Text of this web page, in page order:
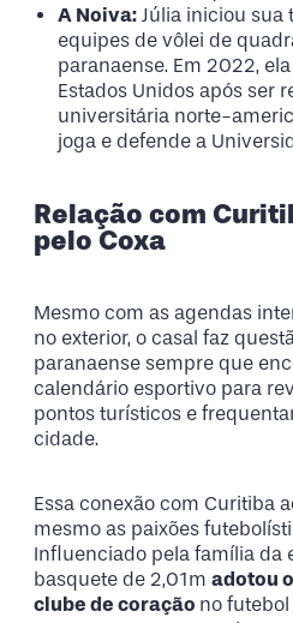
A Noiva: Júlia iniciou sua
equipes de vôlei de
paranaense. Em 2022,
Estados Unidos após ser
universitária norte-
joga e defende a
Relação com
pelo Coxa
Mesmo com as agendas
no exterior, o casal faz
paranaense sempre que
calendário esportivo para
pontos turísticos e
cidade.
Essa conexão com Curitiba
mesmo as paixões
Influenciado pela família da
basquete de 2,01m adotou
clube de coração no